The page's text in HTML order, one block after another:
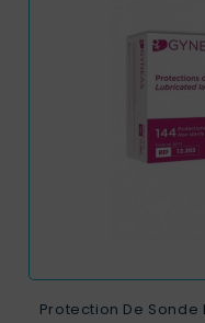
Protection De Sonde